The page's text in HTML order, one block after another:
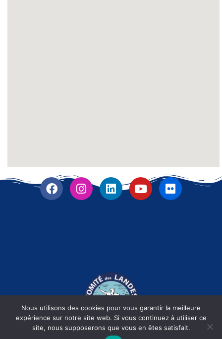
Nous utilisons des cookies pour vous garantir la meilleure
expérience sur notre site web. Si vous continuez à utiliser ce
site, nous supposerons que vous en êtes satisfait.